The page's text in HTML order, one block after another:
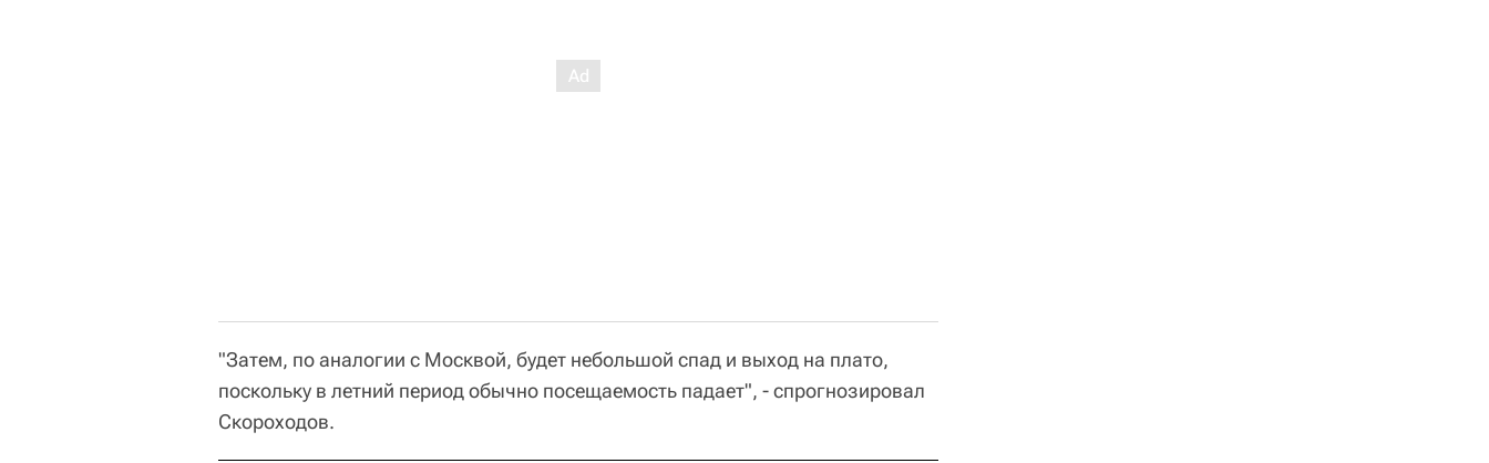
"Затем, по аналогии с Москвой, будет небольшой спад и выход на плато,
поскольку в летний период обычно посещаемость падает", - спрогнозировал
Скороходов.